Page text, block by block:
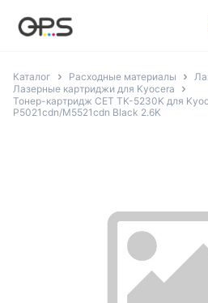
Каталог Расходные материалы
Лазерные картриджи для Kyocera
Тонер-картридж CET TK-5230K для
P5021cdn/M5521cdn Black 2.6K